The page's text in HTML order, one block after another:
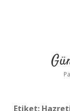
Etiket: